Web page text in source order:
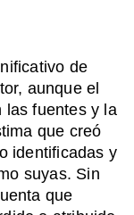
de
aunque el
las fuentes y la
que creó
identificadas y
suyas. Sin
que